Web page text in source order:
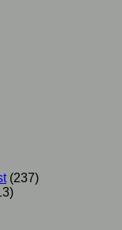
(237)